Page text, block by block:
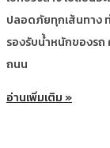
ปลอดภัยทุกเส้นทาง
รองรับน้ำหนักของรถ
ถนน
อ่านเพิ่มเติม »